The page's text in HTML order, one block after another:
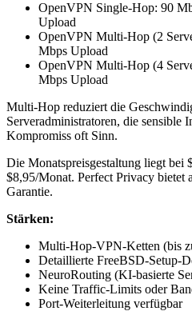
OpenVPN Single-Hop: 90
Upload
OpenVPN Multi-Hop (2
Mbps Upload
OpenVPN Multi-Hop (4
Mbps Upload
Multi-Hop reduziert die
Serveradministratoren, die sensible
Kompromiss oft Sinn.
Die Monatspreisgestaltung liegt bei
$8,95/Monat. Perfect Privacy bietet
Garantie.
Stärken:
Multi-Hop-VPN-Ketten (bis
Detaillierte FreeBSD-Setup-
NeuroRouting (KI-basierte
Keine Traffic-Limits oder
Port-Weiterleitung verfügbar